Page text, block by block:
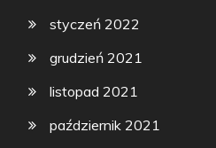
styczeń 2022
grudzień 2021
listopad 2021
październik 2021